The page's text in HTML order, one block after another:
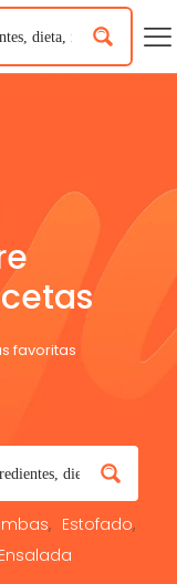
favoritas
Estofado
Ensalada